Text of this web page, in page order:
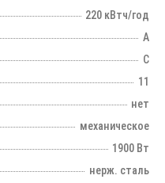
220 кВтч/год
А
С
11
нет
механическое
1900 Вт
нерж. сталь